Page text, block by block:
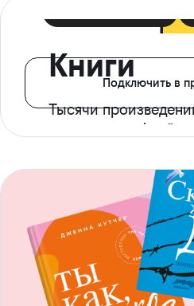
Книги
Тысячи
с доступом офлайн
Подключить в